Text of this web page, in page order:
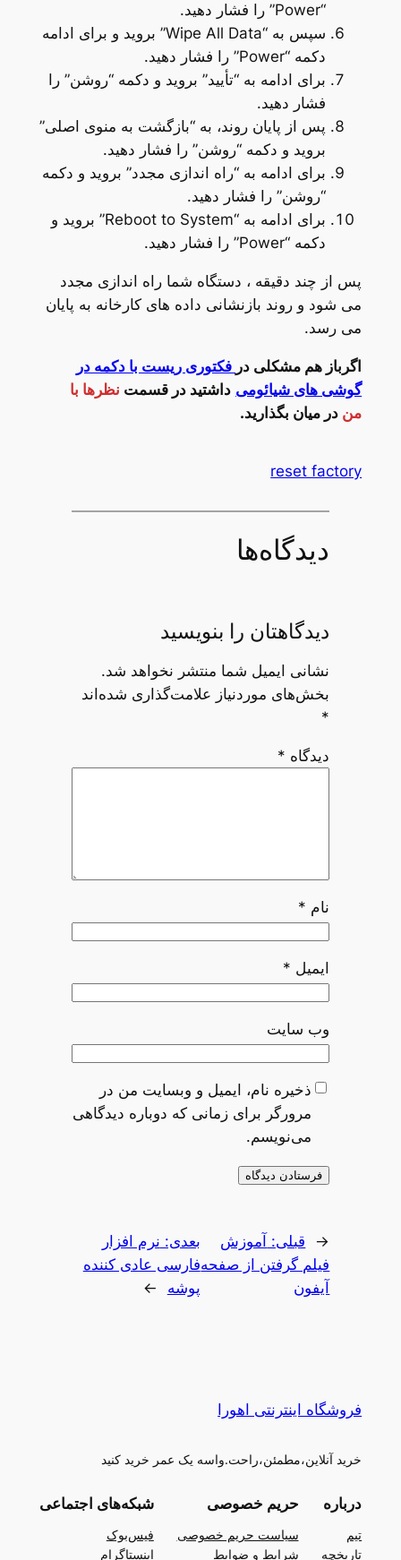
“Power” را فشار دهید.
سپس به “Wipe All Data” بروید و برای ادامه
دکمه “Power” را فشار دهید.
برای ادامه به “تأیید” بروید و دکمه “روشن” را
فشار دهید.
پس از پایان روند، به “بازگشت به منوی اصلی”
بروید و دکمه “روشن” را فشار دهید.
برای ادامه به “راه اندازی مجدد” بروید و دکمه
“روشن” را فشار دهید.
برای ادامه به “Reboot to System” بروید و
دکمه “Power” را فشار دهید.
پس از چند دقیقه ، دستگاه شما راه اندازی مجدد
می شود و روند بازنشانی داده های کارخانه به پایان
می رسد.
اگرباز هم مشکلی در فکتوری ریست با دکمه در
گوشی های شیائومی داشتید در قسمت نظرها با
من در میان بگذارید.
reset factory
دیدگاه‌ها
دیدگاهتان را بنویسید
نشانی ایمیل شما منتشر نخواهد شد.
بخش‌های موردنیاز علامت‌گذاری شده‌اند
*
دیدگاه *
نام *
ایمیل *
وب‌ سایت
ذخیره نام، ایمیل و وبسایت من در
مرورگر برای زمانی که دوباره دیدگاهی
می‌نویسم.
← قبلی: آموزش
فیلم گرفتن از صفحه
آیفون
بعدی: نرم افزار
فارسی عادی کننده
پوشه
→
فروشگاه اینترنتی اهورا
خرید آنلاین،مطمئن،راحت.واسه یک عمر خرید کنید
درباره
تیم
تاریخچه
حریم خصوصی
سیاست حریم خصوصی
شرایط و ضوابط
شبکه‌های اجتماعی
فیس‌بوک
اینستاگرام